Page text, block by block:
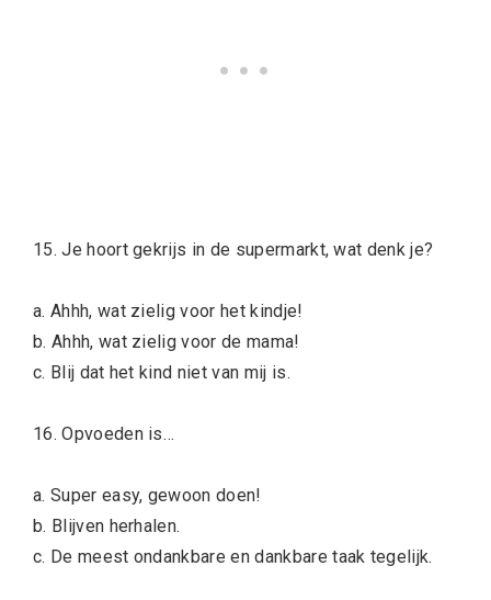
15. Je hoort gekrijs in de supermarkt, wat denk je?
a. Ahhh, wat zielig voor het kindje!
b. Ahhh, wat zielig voor de mama!
c. Blij dat het kind niet van mij is.
16. Opvoeden is…
a. Super easy, gewoon doen!
b. Blijven herhalen.
c. De meest ondankbare en dankbare taak tegelijk.